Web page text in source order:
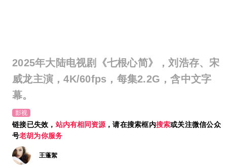
2025年大陆电视剧《七根心简》，刘浩存、宋
威龙主演，4K/60fps，每集2.2G，含中文字
幕。
影视
链接已失效， 站内有相同资源 ，请在搜索框内搜索或关注微信公众
号老胡为你服务
王蓬絮